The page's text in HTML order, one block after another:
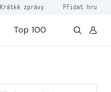
Krátké zprávy Přidat hru
Top 100